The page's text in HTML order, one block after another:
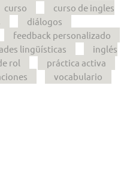
curso
curso de ingles
diálogos
feedback personalizado
lingüísticas
inglés
rol
práctica activa
vocabulario